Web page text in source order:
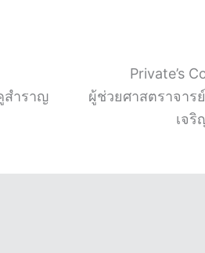
สำราญ
Private’s
ผู้ช่วยศาสตราจาร
เจริ